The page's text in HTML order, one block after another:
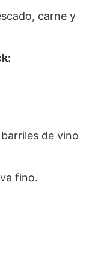
carne y
de vino
fino.